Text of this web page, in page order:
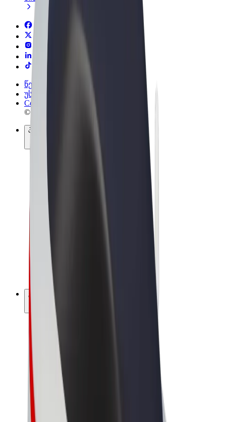
წესები და პირობები
უსაფრთხოება
Cookies
© 2026 Bolt Technology OÜ
პროდუქტები
სკუტერები
Bolt Market
Bolt Food
Bolt Drive
Bolt ბიზნესისთვის
ელ. ბაიკი
Bolt Plus
გამოიმუშავე Bolt-თან ერთად
მძღოლები
მძღოლის შემოსავლები
კურიერები
კურიერის შემოსავლები
Bolt Food პარტნიორები
ავტოპარკები